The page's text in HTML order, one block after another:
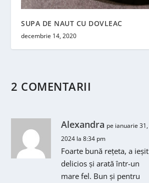
SUPA DE NAUT CU DOVLEAC
decembrie 14, 2020
2 COMENTARII
Alexandra pe ianuarie 31,
2024 la 8:34 pm
Foarte bună rețeta, a ieșit
delicios și arată într-un
mare fel. Bun și pentru